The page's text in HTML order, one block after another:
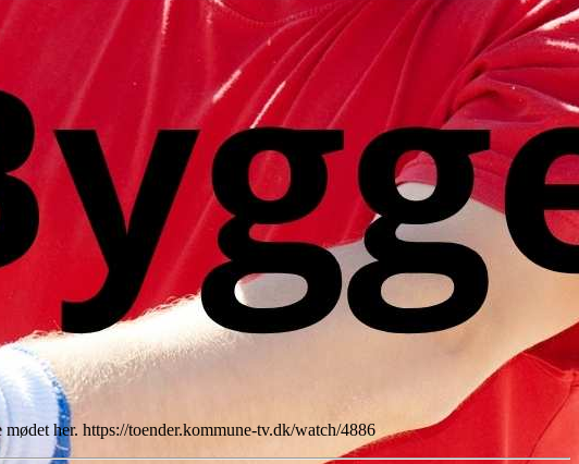
her. https://toender.kommune-tv.dk/watch/4886